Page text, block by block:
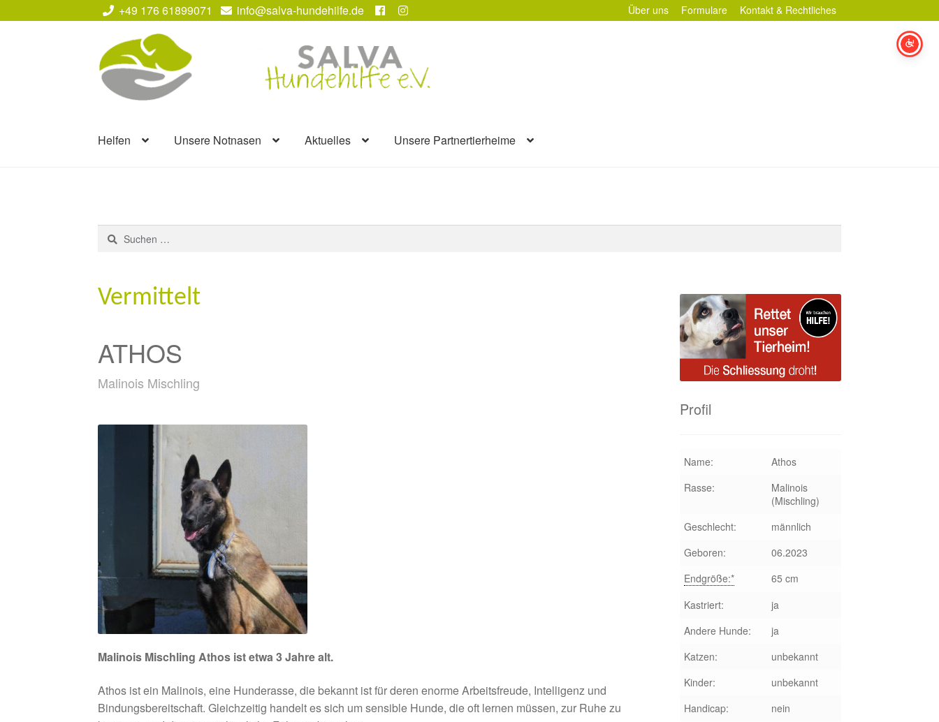
+49 176 61899071 info@salva-hundehilfe.de Über uns Formulare Kontakt & Rechtliches
Navigation
springen
Zum
Inhalt
springen
Helfen Unsere Notnasen Aktuelles Unsere Partnertierheime
Suchen
nach:
Vermittelt
ATHOS
Malinois Mischling
Malinois Mischling Athos ist etwa 3 Jahre alt.
Athos ist ein Malinois, eine Hunderasse, die bekannt ist für deren enorme Arbeitsfreude, Intelligenz und
Bindungsbereitschaft. Gleichzeitig handelt es sich um sensible Hunde, die oft lernen müssen, zur Ruhe zu
Profil
Name:
Athos
Rasse:
Malinois
(Mischling)
Geschlecht:
männlich
Geboren:
06.2023
Endgröße:*
65 cm
Kastriert:
ja
Andere Hunde:
ja
Katzen:
unbekannt
Kinder:
unbekannt
Handicap:
nein